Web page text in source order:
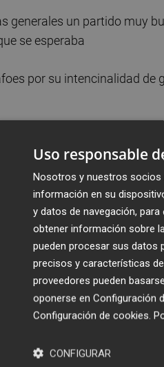
generales un partido muy
se esperaba
por su intencinalidad de
preocuparse, dani venía ha
palos, seite saques de
FC CARTAGENA PONZ
Uso responsable
Nosotros y nuestros socios
información en su
y datos de navegación,
obtener información sobre
pueden procesar sus datos
precisos y características
proveedores pueden
oponerse en Configuración
Configuración de cookies.
CONFIGURAR